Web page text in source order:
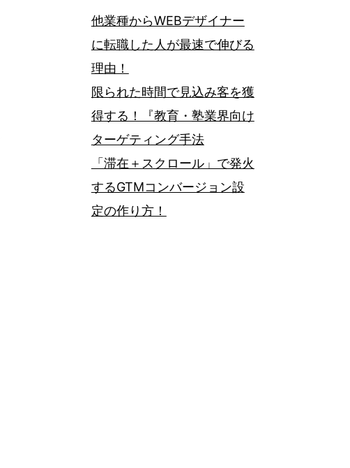
他業種からWEBデザイナー
に転職した人が最速で伸びる
理由！
限られた時間で見込み客を獲
得する！『教育・塾業界向け
ターゲティング手法
「滞在＋スクロール」で発火
するGTMコンバージョン設
定の作り方！